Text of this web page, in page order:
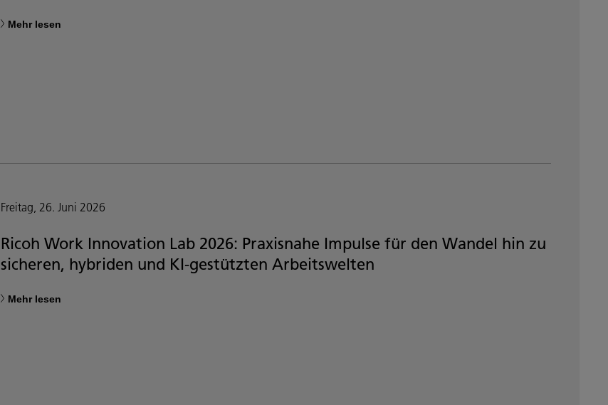
Mehr lesen
Freitag, 26. Juni 2026
Ricoh Work Innovation Lab 2026: Praxisnahe Impulse für den Wandel hin zu
sicheren, hybriden und KI-gestützten Arbeitswelten
Mehr lesen